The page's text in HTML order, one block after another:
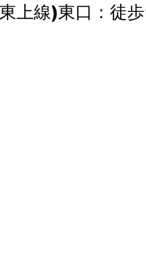
上線)東口：徒